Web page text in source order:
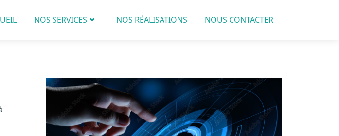
NOS SERVICES NOS RÉALISATIONS NOUS CONTACTER